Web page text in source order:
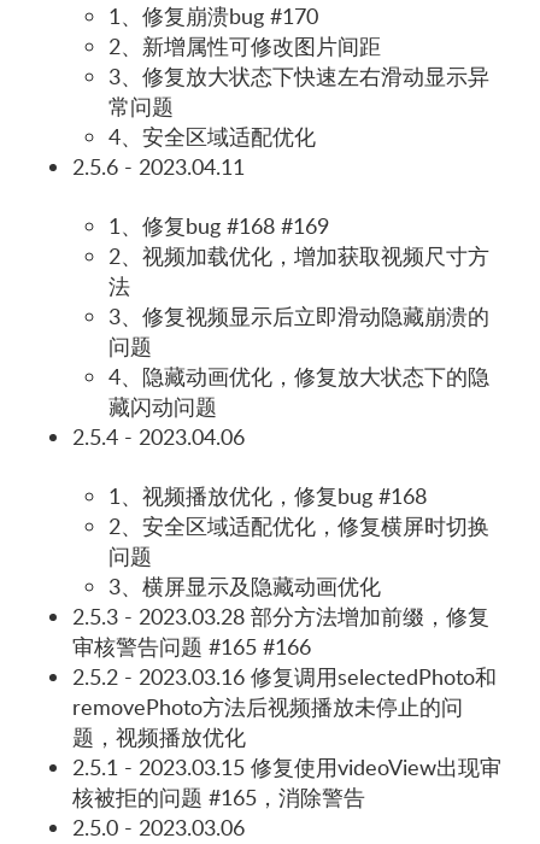
1、修复崩溃bug #170
2、新增属性可修改图片间距
3、修复放大状态下快速左右滑动显示异
常问题
4、安全区域适配优化
2.5.6 - 2023.04.11
1、修复bug #168 #169
2、视频加载优化，增加获取视频尺寸方
法
3、修复视频显示后立即滑动隐藏崩溃的
问题
4、隐藏动画优化，修复放大状态下的隐
藏闪动问题
2.5.4 - 2023.04.06
1、视频播放优化，修复bug #168
2、安全区域适配优化，修复横屏时切换
问题
3、横屏显示及隐藏动画优化
2.5.3 - 2023.03.28 部分方法增加前缀，修复
审核警告问题 #165 #166
2.5.2 - 2023.03.16 修复调用selectedPhoto和
removePhoto方法后视频播放未停止的问
题，视频播放优化
2.5.1 - 2023.03.15 修复使用videoView出现审
核被拒的问题 #165，消除警告
2.5.0 - 2023.03.06